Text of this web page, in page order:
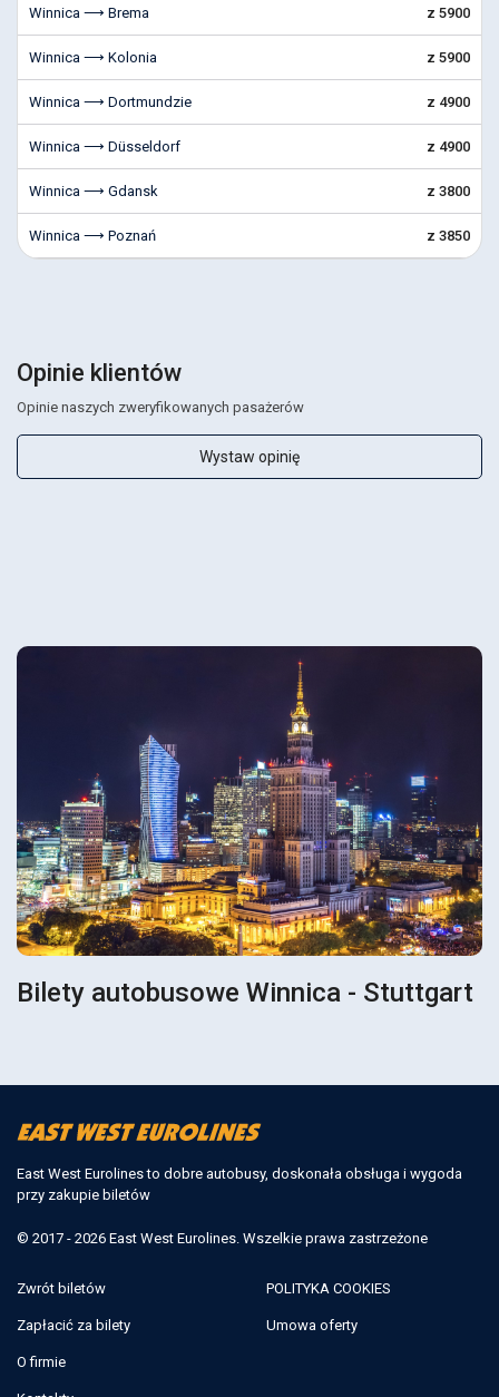
Winnica ⟶ Brema z 5900
Winnica ⟶ Kolonia z 5900
Winnica ⟶ Dortmundzie z 4900
Winnica ⟶ Düsseldorf z 4900
Winnica ⟶ Gdansk z 3800
Winnica ⟶ Poznań z 3850
Opinie klientów
Opinie naszych zweryfikowanych pasażerów
Wystaw opinię
Bilety autobusowe Winnica - Stuttgart
East West Eurolines to dobre autobusy, doskonała obsługa i wygoda
przy zakupie biletów
© 2017 - 2026 East West Eurolines. Wszelkie prawa zastrzeżone
Zwrót biletów
Zapłacić za bilety
O firmie
POLITYKA COOKIES
Umowa oferty